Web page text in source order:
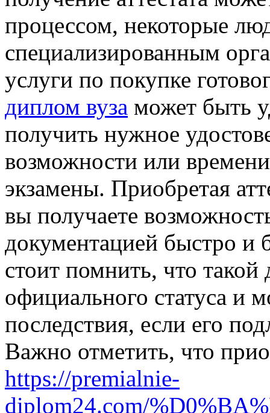
процессом, некоторые
специализированным
услуги по покупке
диплом вуза может быть
получить нужное
возможности или
экзамены. Приобретая
вы получаете
документацией быстро и
стоит помнить, что
официального статуса и
последствия, если его
Важно отметить, что
https://premialnie-
diplom24.com/